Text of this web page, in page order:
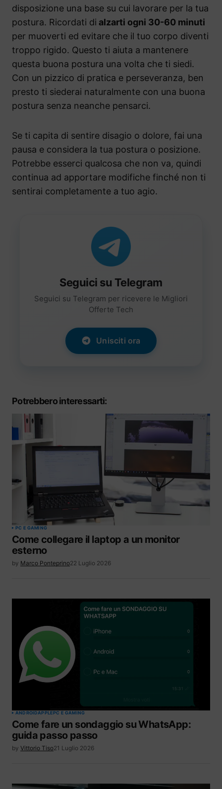
disposizione una base su cui lavorare per la tua
postura. Ricordati di alzarti ogni 30-60 minuti
per muoverti ed evitare che il tuo corpo diventi
troppo rigido. Questo ti aiuta a mantenere
questa buona postura una volta che ti siedi.
Con un pizzico di pratica e perseveranza, ben
presto ti siederai naturalmente con una buona
postura senza neanche pensarci.
Se ti capita di sentire disagio o dolore, fai una
pausa e considera la tua postura o posizione.
Potrebbe esserci qualcosa che non va, quindi
continua ad apportare modifiche finché non ti
sentirai completamente a tuo agio.
Seguici su Telegram
Seguici su Telegram per ricevere le Migliori
Offerte Tech
Unisciti ora
Potrebbero interessarti:
PC E GAMING
Come collegare il laptop a un monitor
esterno
by Marco Ponteprino22 Luglio 2026
ANDROIDAPPLEPC E GAMING
Come fare un sondaggio su WhatsApp:
guida passo passo
by Vittorio Tiso21 Luglio 2026